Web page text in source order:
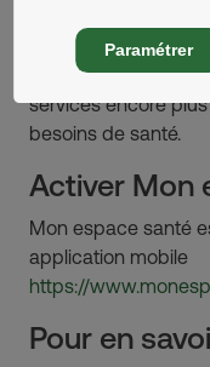
Paramétrer
l’anticipation et le
À horizon 2027, la
services encore
besoins de santé.
Activer Mon
Mon espace santé
application mobile
https://
Pour en